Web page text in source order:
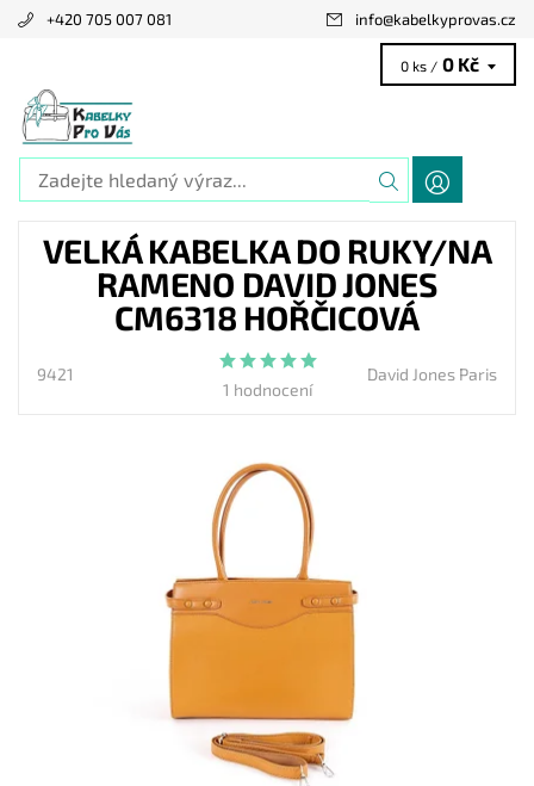
+420 705 007 081 info@kabelkyprovas.cz
0 ks / 0 Kč
VELKÁ KABELKA DO RUKY/NA
RAMENO DAVID JONES
CM6318 HOŘČICOVÁ
9421
1 hodnocení
David Jones Paris